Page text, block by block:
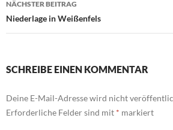
NÄCHSTER BEITRAG
Niederlage in Weißenfels
SCHREIBE EINEN KOMMENTAR
Deine E-Mail-Adresse wird nicht
Erforderliche Felder sind mit * markiert